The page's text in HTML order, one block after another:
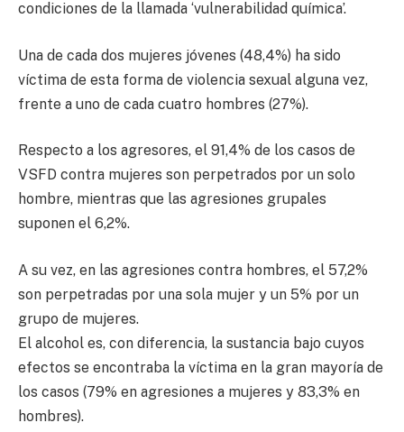
condiciones de la llamada ‘vulnerabilidad química’.
Una de cada dos mujeres jóvenes (48,4%) ha sido
víctima de esta forma de violencia sexual alguna vez,
frente a uno de cada cuatro hombres (27%).
Respecto a los agresores, el 91,4% de los casos de
VSFD contra mujeres son perpetrados por un solo
hombre, mientras que las agresiones grupales
suponen el 6,2%.
A su vez, en las agresiones contra hombres, el 57,2%
son perpetradas por una sola mujer y un 5% por un
grupo de mujeres.
El alcohol es, con diferencia, la sustancia bajo cuyos
efectos se encontraba la víctima en la gran mayoría de
los casos (79% en agresiones a mujeres y 83,3% en
hombres).